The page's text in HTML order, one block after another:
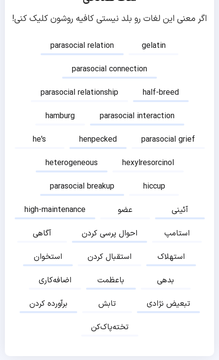
اگر معنی این لغات رو بلد نیستی کافیه روشون کلیک کنی!
parasocial relation
gelatin
parasocial connection
parasocial relationship
half-breed
hamburg
parasocial interaction
he's
henpecked
parasocial grief
heterogeneous
hexylresorcinol
parasocial breakup
hiccup
high-maintenance
عضو
آئینی
آگاهی
احوال پرسی کردن
استامپ
استخوان
استقبال کردن
استهلاک
اضافه‌کاری
باعظمت
بدهی
برآورده کردن
تابش
تبعیض نژادی
تخته‌پاک‌کن